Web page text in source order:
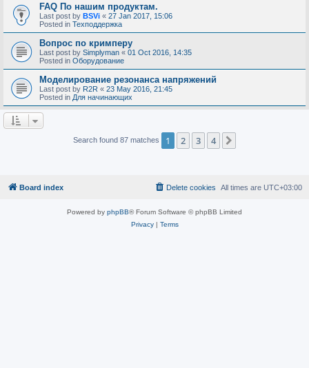
FAQ По нашим продуктам.
Last post by BSVi « 27 Jan 2017, 15:06
Posted in Техподдержка
Вопрос по кримперу
Last post by Simplyman « 01 Oct 2016, 14:35
Posted in Оборудование
Моделирование резонанса напряжений
Last post by R2R « 23 May 2016, 21:45
Posted in Для начинающих
Search found 87 matches 1 2 3 4
Board index All times are UTC+03:00
Delete cookies
Powered by phpBB® Forum Software © phpBB Limited
Privacy| Terms